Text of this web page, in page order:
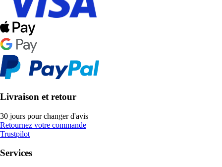
Livraison et retour
30 jours pour changer d'avis
Retournez votre commande
Trustpilot
Services